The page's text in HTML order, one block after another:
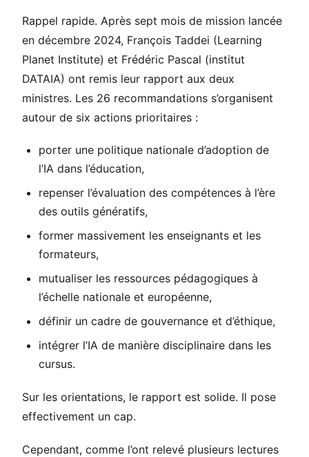
Rappel rapide. Après sept mois de mission lancée
en décembre 2024, François Taddei (Learning
Planet Institute) et Frédéric Pascal (institut
DATAIA) ont remis leur rapport aux deux
ministres. Les 26 recommandations s’organisent
autour de six actions prioritaires :
porter une politique nationale d’adoption de
l’IA dans l’éducation,
repenser l’évaluation des compétences à l’ère
des outils génératifs,
former massivement les enseignants et les
formateurs,
mutualiser les ressources pédagogiques à
l’échelle nationale et européenne,
définir un cadre de gouvernance et d’éthique,
intégrer l’IA de manière disciplinaire dans les
cursus.
Sur les orientations, le rapport est solide. Il pose
effectivement un cap.
Cependant, comme l’ont relevé plusieurs lectures